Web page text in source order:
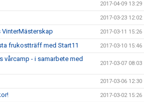
2017-04-09 13:29
2017-03-23 12:02
2017-03-11 15:26
frukostträff med Start11 2017-03-10 15:46
vårcamp - i samarbete med
2017-03-07 08:03
2017-03-06 12:30
2017-03-02 15:26